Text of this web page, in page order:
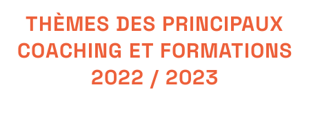
THÈMES DES PRINCIPAUX
COACHING ET FORMATIONS
2022 / 2023